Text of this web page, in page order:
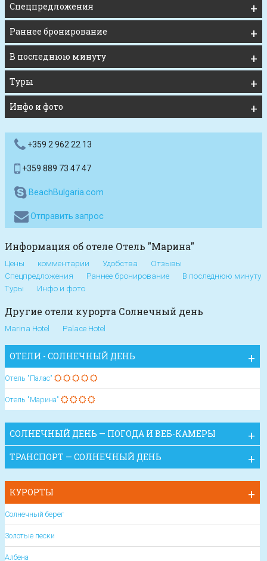
Спецпредложения
Раннее бронирование
В последнюю минуту
Туры
Инфо и фото
+359 2 962 22 13
+359 889 73 47 47
BeachBulgaria.com
Отправить запрос
Информация об отеле Отель "Марина"
Цены комментарии Удобства
Отзывы
Спецпредложения
Раннее бронирование
В последнюю минуту
Туры
Инфо и фото
Другие отели курорта Солнечный день
Marina Hotel Palace Hotel
ОТЕЛИ - СОЛНЕЧНЫЙ ДЕНЬ
Отель "Палас"
Отель "Марина"
СОЛНЕЧНЫЙ ДЕНЬ — ПОГОДА И ВЕБ-КАМЕРЫ
ТРАНСПОРТ — СОЛНЕЧНЫЙ ДЕНЬ
КУРОРТЫ
Солнечный берег
Золотые пески
Албена